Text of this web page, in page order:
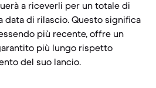
a riceverli per un totale di
data di rilascio. Questo significa
più recente, offre un
più lungo rispetto
del suo lancio.